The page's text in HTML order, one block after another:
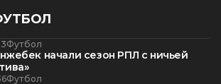
Футбол
начали сезон РПЛ с ничьей
Футбол